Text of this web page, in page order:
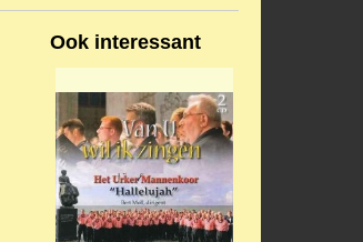
Ook interessant